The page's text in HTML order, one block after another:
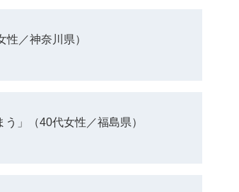
／神奈川県）
」（40代女性／福島県）